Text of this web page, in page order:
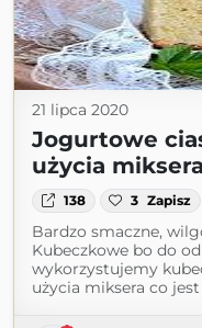
21 lipca 2020
Jogurtowe
użycia miksera
138 3 Zapisz
Bardzo smaczne,
Kubeczkowe bo do
wykorzystujemy
użycia miksera co jest